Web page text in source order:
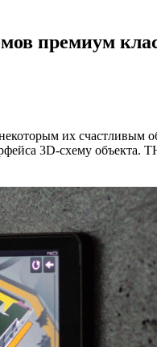
премиум
их счастливым
3D-схему объекта.